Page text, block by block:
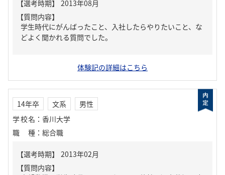
【質問内容】
学生時代にがんばったこと、入社したらやりたいこと、な
どよく聞かれる質問でした。
体験記の詳細はこちら
14年卒 文系
男性
学校名 ： 香川大学
職種 ： 総合職
【質問内容】